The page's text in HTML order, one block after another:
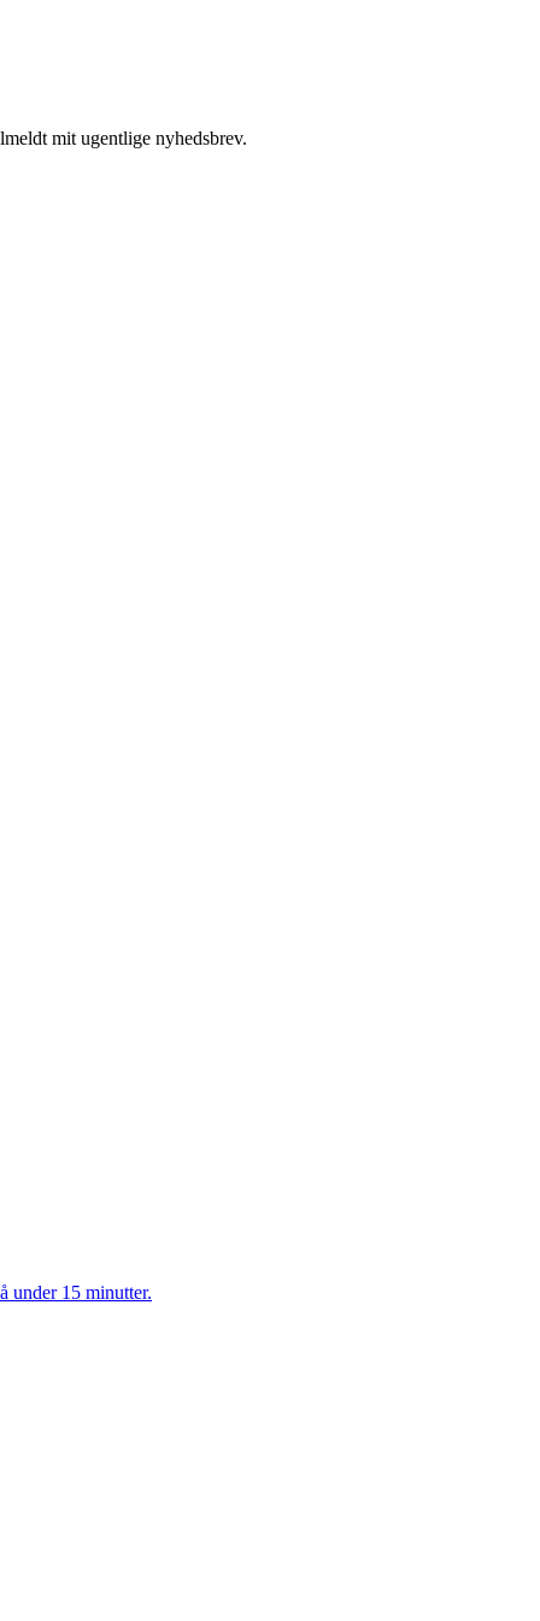
mit ugentlige nyhedsbrev.
under 15 minutter.